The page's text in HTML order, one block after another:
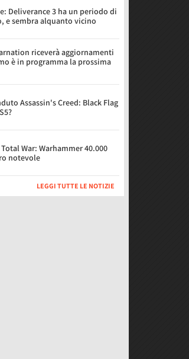
Deliverance 3 ha un periodo di
e sembra alquanto vicino
riceverà aggiornamenti
è in programma la prossima
Assassin's Creed: Black Flag
War: Warhammer 40.000
notevole
LEGGI TUTTE LE NOTIZIE